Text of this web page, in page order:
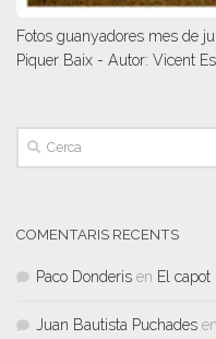
Fotos guanyadores mes de
Piquer Baix - Autor: Vicent
COMENTARIS RECENTS
Paco Donderis en El capot
Juan Bautista Puchades en